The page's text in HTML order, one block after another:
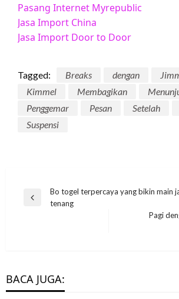
Pasang Internet Myrepublic
Jasa Import China
Jasa Import Door to Door
Tagged: Breaks dengan
Kimmel
Membagikan
Penggemar
Pesan Setelah
Suspensi
Post
navigation
Previous
Bo togel terpercaya yang bikin main
tenang
Pagi
BACA JUGA: